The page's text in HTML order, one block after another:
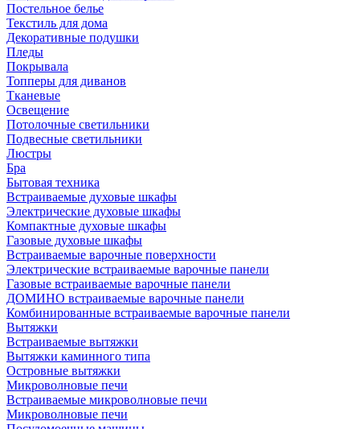
Постельное белье
Текстиль для дома
Декоративные подушки
Пледы
Покрывала
Топперы для диванов
Тканевые
Освещение
Потолочные светильники
Подвесные светильники
Люстры
Бра
Бытовая техника
Встраиваемые духовые шкафы
Электрические духовые шкафы
Компактные духовые шкафы
Газовые духовые шкафы
Встраиваемые варочные поверхности
Электрические встраиваемые варочные панели
Газовые встраиваемые варочные панели
ДОМИНО встраиваемые варочные панели
Комбинированные встраиваемые варочные панели
Вытяжки
Встраиваемые вытяжки
Вытяжки каминного типа
Островные вытяжки
Микроволновые печи
Встраиваемые микроволновые печи
Микроволновые печи